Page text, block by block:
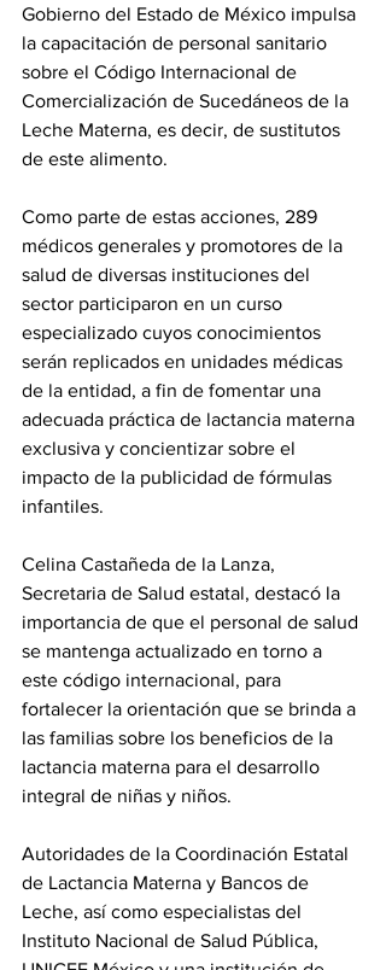
Gobierno del Estado de México impulsa
la capacitación de personal sanitario
sobre el Código Internacional de
Comercialización de Sucedáneos de la
Leche Materna, es decir, de sustitutos
de este alimento.
Como parte de estas acciones, 289
médicos generales y promotores de la
salud de diversas instituciones del
sector participaron en un curso
especializado cuyos conocimientos
serán replicados en unidades médicas
de la entidad, a fin de fomentar una
adecuada práctica de lactancia materna
exclusiva y concientizar sobre el
impacto de la publicidad de fórmulas
infantiles.
Celina Castañeda de la Lanza,
Secretaria de Salud estatal, destacó la
importancia de que el personal de salud
se mantenga actualizado en torno a
este código internacional, para
fortalecer la orientación que se brinda a
las familias sobre los beneficios de la
lactancia materna para el desarrollo
integral de niñas y niños.
Autoridades de la Coordinación Estatal
de Lactancia Materna y Bancos de
Leche, así como especialistas del
Instituto Nacional de Salud Pública,